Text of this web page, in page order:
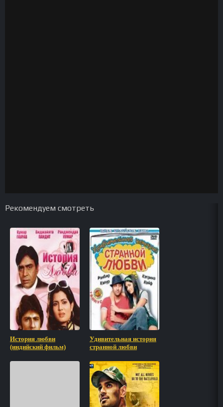
Рекомендуем смотреть
История любви
(индийский фильм)
Удивительная история
странной любви